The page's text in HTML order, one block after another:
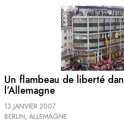
Un flambeau de liberté
l’Allemagne
13 JANVIER 2007
BERLIN, ALLEMAGNE